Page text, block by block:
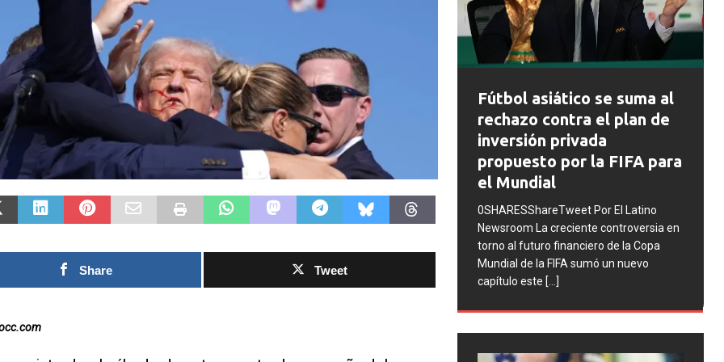
Share Tweet
Las Islas Malvinas y el
deporte: una historia de
identidad, memoria y
pasión nacional
0SHARESShareTweet Por El Latino
Newsroom El deporte ha sido, a lo largo
de la historia, mucho más que una
competencia entre equipos o atletas. En
Fútbol asiático se suma al
rechazo contra el plan de
inversión privada
propuesto por la FIFA para
el Mundial
0SHARESShareTweet Por El Latino
Newsroom La creciente controversia en
Mundial de la FIFA sumó un nuevo
FIFA abre expedientes
disciplinarios contra
Argentina tras los
incidentes en la final del
Mundial 2026
0SHARESShareTweet Por El Latino
Newsroom La FIFA inició una serie de
procesos disciplinarios contra la
Asociación del Fútbol Argentino (AFA),
cuatro integrantes de la selección